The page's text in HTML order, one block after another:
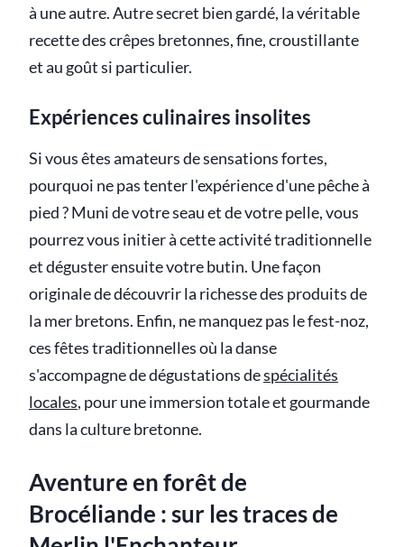
à une autre. Autre secret bien gardé, la véritable
recette des crêpes bretonnes, fine, croustillante
et au goût si particulier.
Expériences culinaires insolites
Si vous êtes amateurs de sensations fortes,
pourquoi ne pas tenter l'expérience d'une pêche à
pied ? Muni de votre seau et de votre pelle, vous
pourrez vous initier à cette activité traditionnelle
et déguster ensuite votre butin. Une façon
originale de découvrir la richesse des produits de
la mer bretons. Enfin, ne manquez pas le fest-noz,
ces fêtes traditionnelles où la danse
s'accompagne de dégustations despécialités
locales, pour une immersion totale et gourmande
dans la culture bretonne.
Aventure en forêt de
Brocéliande : sur les traces de